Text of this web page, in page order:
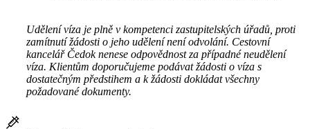
Udělení víza je plně v kompetenci zastupitelských úřadů, proti
zamítnutí žádosti o jeho udělení není odvolání. Cestovní
kancelář Čedok nenese odpovědnost za případné neudělení
víza. Klientům doporučujeme podávat žádosti o víza s
dostatečným předstihem a k žádosti dokládat všechny
požadované dokumenty.